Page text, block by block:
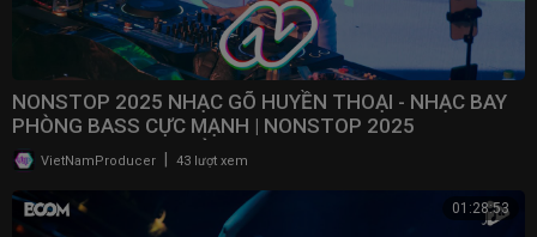
NONSTOP 2025 NHẠC GÕ HUYỀN THOẠI - NHẠC BAY
PHÒNG BASS CỰC MẠNH | NONSTOP 2025
VINAHOUSE BAY PHÒNG
VietNamProducer 43 lượt xem
01:28:53